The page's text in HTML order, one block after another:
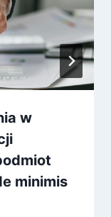
w
minimis